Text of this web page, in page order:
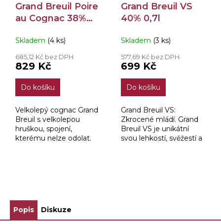
Grand Breuil Poire
au Cognac 38%
Skladem (4 ks)
685,12 Kč bez DPH
829 Kč
Do košíku
Velkolepý cognac Grand
Breuil s velkolepou
hruškou, spojení,
kterému nelze odolat.
Grand Breuil VS
40% 0,7l
Skladem (3 ks)
577,69 Kč bez DPH
699 Kč
Do košíku
Grand Breuil VS:
Zkrocené mládí. Grand
Breuil VS je unikátní
svou lehkostí, svěžestí a
Popis Diskuze